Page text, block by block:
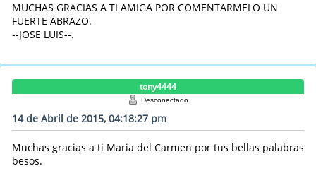
MUCHAS GRACIAS A TI AMIGA POR COMENTARMELO UN
FUERTE ABRAZO.
--JOSE LUIS--.
tony4444
Desconectado
14 de Abril de 2015, 04:18:27 pm
Muchas gracias a ti Maria del Carmen por tus bellas palabras
besos.